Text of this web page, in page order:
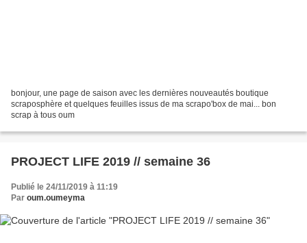
bonjour, une page de saison avec les dernières nouveautés boutique
scraposphère et quelques feuilles issus de ma scrapo'box de mai... bon
scrap à tous oum
PROJECT LIFE 2019 // semaine 36
Publié le 24/11/2019 à 11:19
Par oum.oumeyma